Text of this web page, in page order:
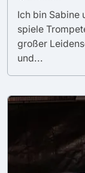
Ich bin Sabine
spiele
großer
und...